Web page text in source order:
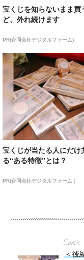
宝くじを知らないまま買
ど、外れ続けます
PR(合同会社デジタルファーム)
宝くじが当たる人にだけ
る“ある特徴”とは？
PR(合同会社デジタルファーム )
Comic
＜後